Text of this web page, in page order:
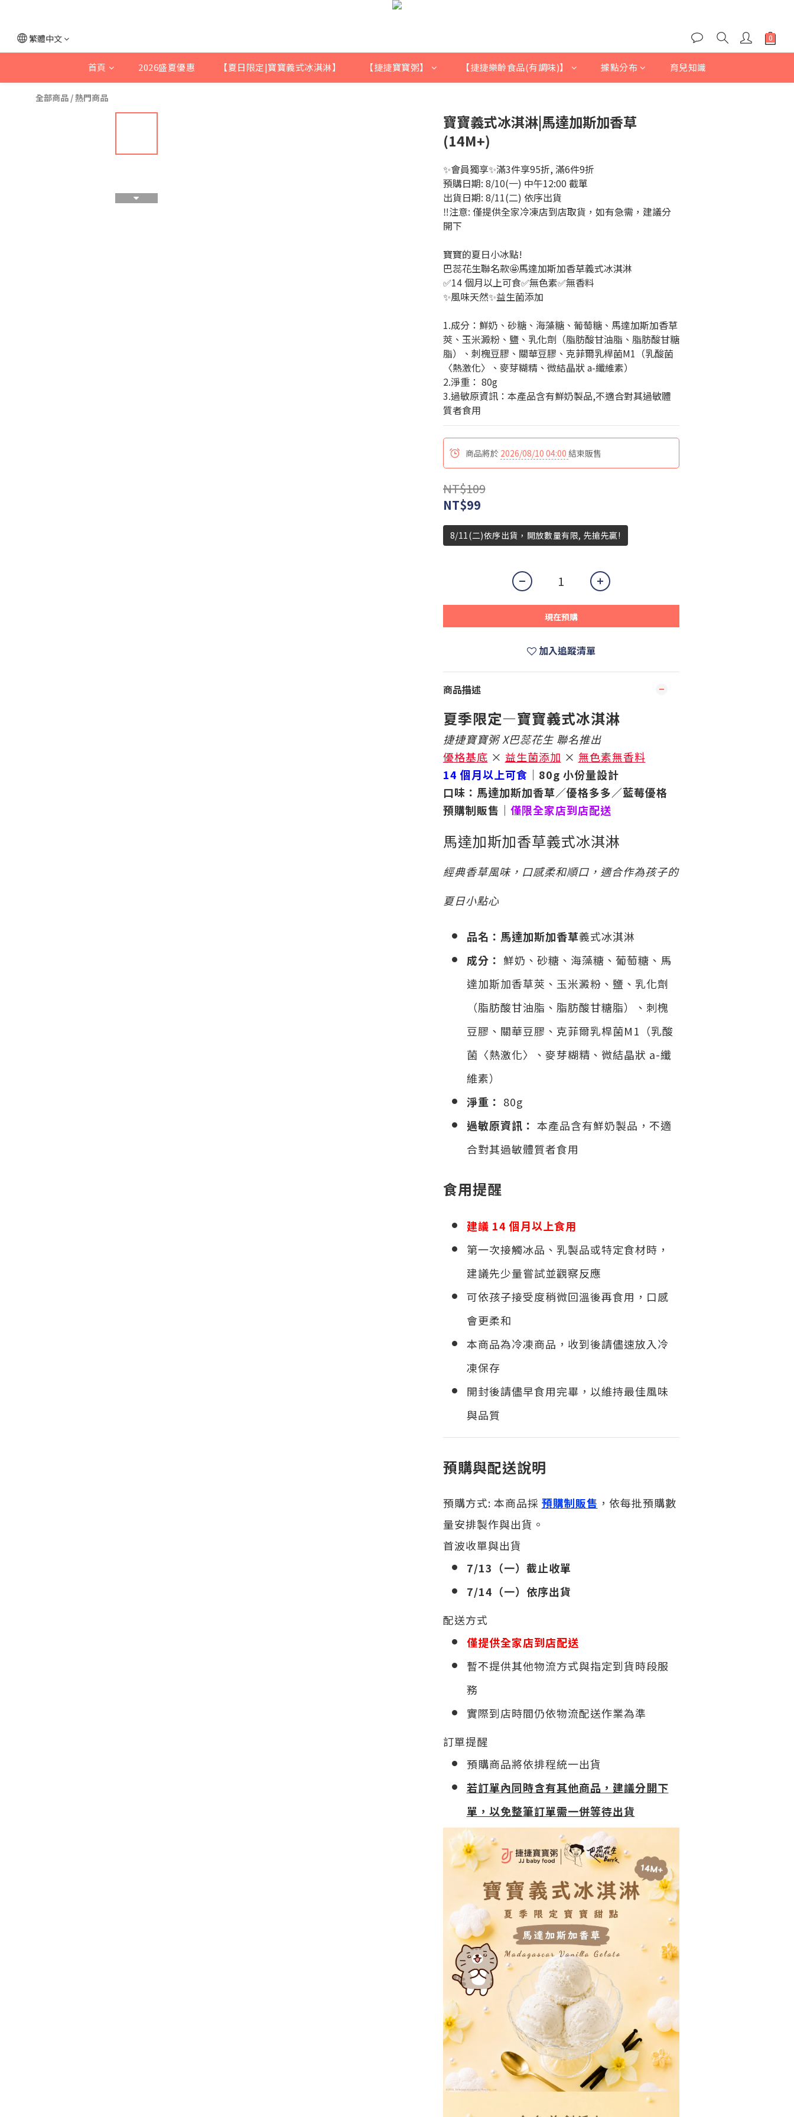
繁體中文
首頁 2026盛夏優惠 【夏日限定|寶寶義式冰淇淋】 【捷捷寶寶粥】 【捷捷樂齡食品(有調味)】 據點分布 育兒知識
全部商品 /熱門商品
寶寶義式冰淇淋|馬達加斯加香草
(14M+)
✨會員獨享✨滿3件享95折, 滿6件9折
預購日期: 8/10(一) 中午12:00 截單
出貨日期: 8/11(二) 依序出貨
‼注意: 僅提供全家冷凍店到店取貨，如有急需，建議分
開下
寶寶的夏日小冰點!
巴蕊花生聯名款🤩馬達加斯加香草義式冰淇淋
✅14 個月以上可食✅無色素✅無香料
✨風味天然✨益生菌添加
1.成分：鮮奶、砂糖、海藻糖、葡萄糖、馬達加斯加香草
莢、玉米澱粉、鹽、乳化劑（脂肪酸甘油脂、脂肪酸甘糖
脂）、刺槐豆膠、關華豆膠、克菲爾乳桿菌M1（乳酸菌
〈熱激化〉、麥芽糊精、微結晶狀 a-纖維素）
2.淨重： 80g
3.過敏原資訊：本產品含有鮮奶製品,不適合對其過敏體
質者食用
商品將於 2026/08/10 04:00 結束販售
NT$109
NT$99
8/11(二)依序出貨，開放數量有限, 先搶先贏!
現在預購
加入追蹤清單
商品描述
夏季限定—寶寶義式冰淇淋
捷捷寶寶粥 X巴蕊花生 聯名推出
優格基底 × 益生菌添加 × 無色素無香料
14 個月以上可食 ｜80g 小份量設計
口味：馬達加斯加香草／優格多多／藍莓優格
預購制販售｜ 僅限全家店到店配送
馬達加斯加香草義式冰淇淋
經典香草風味，口感柔和順口，適合作為孩子的
夏日小點心
品名 ：馬達加斯加香草義式冰淇淋
成分： 鮮奶、砂糖、海藻糖、葡萄糖、馬
達加斯加香草莢、玉米澱粉、鹽、乳化劑
（脂肪酸甘油脂、脂肪酸甘糖脂）、刺槐
豆膠、關華豆膠、克菲爾乳桿菌M1（乳酸
菌〈熱激化〉、麥芽糊精、微結晶狀 a-纖
維素）
淨重： 80g
過敏原資訊： 本產品含有鮮奶製品，不適
合對其過敏體質者食用
食用提醒
建議 14 個月以上食用
第一次接觸冰品、乳製品或特定食材時，
建議先少量嘗試並觀察反應
可依孩子接受度稍微回溫後再食用，口感
會更柔和
本商品為冷凍商品，收到後請儘速放入冷
凍保存
開封後請儘早食用完畢，以維持最佳風味
與品質
預購與配送說明
預購方式: 本商品採 預購制販售 ，依每批預購數
量安排製作與出貨。
首波收單與出貨
7/13（一）截止收單
7/14（一）依序出貨
配送方式
僅提供全家店到店配送
暫不提供其他物流方式與指定到貨時段服
務
實際到店時間仍依物流配送作業為準
訂單提醒
預購商品將依排程統一出貨
若訂單內同時含有其他商品，建議分開下
單，以免整筆訂單需一併等待出貨